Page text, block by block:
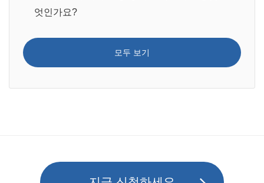
엇인가요?
모두 보기